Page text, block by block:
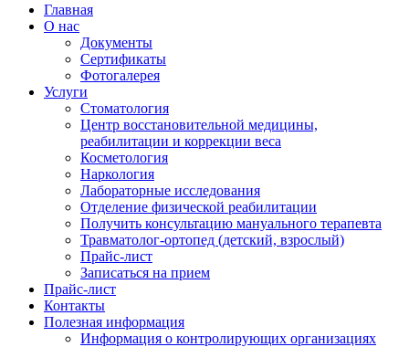
Главная
О нас
Документы
Сертификаты
Фотогалерея
Услуги
Стоматология
Центр восстановительной медицины,
реабилитации и коррекции веса
Косметология
Наркология
Лабораторные исследования
Отделение физической реабилитации
Получить консультацию мануального терапевта
Травматолог-ортопед (детский, взрослый)
Прайс-лист
Записаться на прием
Прайс-лист
Контакты
Полезная информация
Информация о контролирующих организациях